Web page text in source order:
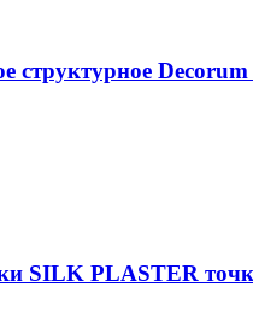
структурное
SILK PLASTER